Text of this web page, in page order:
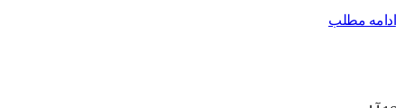
ادامه مطلب